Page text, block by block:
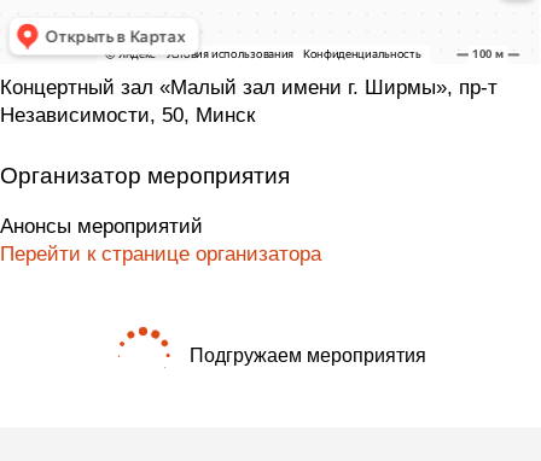
Концертный зал «Малый зал имени г. Ширмы», пр-т
Независимости, 50, Минск
Организатор мероприятия
Анонсы мероприятий
Перейти к странице организатора
Подгружаем мероприятия